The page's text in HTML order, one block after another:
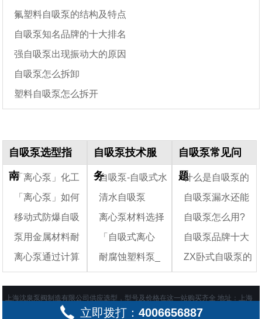
氟塑料自吸泵的结构及特点
自吸泵知名品牌的十大排名
强自吸泵出现振动大的原因
自吸泵怎么拆卸
塑料自吸泵怎么拆开
自吸泵选型指
南「离心泵」化工
行业常见的三种离
心泵的选型方法
「离心泵」如何
看懂离心泵的型号
标法？
移动式防爆自吸
泵-KYB25-7-30
泵用金属材料耐
腐蚀表
离心泵通过计算
自吸泵技术服
务自吸泵-自吸式水
清水自吸泵
离心泵材料选择
时应该考虑的因素
及主要材料
「自吸式离心
泵」自吸泵工作原
耐腐蚀塑料泵_
自吸泵常见问
题什么是自吸泵的
水锤现象?水锤现象
会造成什么后果?
自吸泵漏水还能
抽水吗
自吸泵怎么用?
自吸泵的使用注意
事项有哪些?
自吸泵品牌十大
排名ZX卧式自吸泵的
义
上海沈泉泵阀制造有限公司供应选型，型号及价格在这一站购买齐全 地址：上海
市嘉定区绿色经济工业园 备案号：
立即拨打： 4006656887